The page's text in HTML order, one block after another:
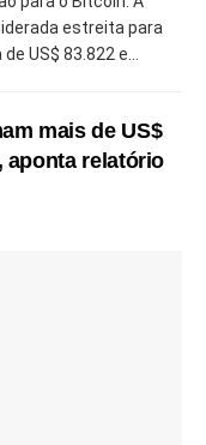
estreita para
US$ 83.822 e...
mais de US$
aponta relatório